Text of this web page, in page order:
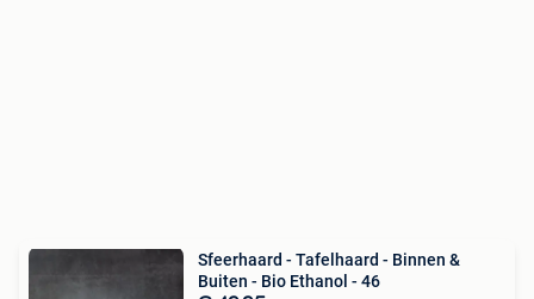
Sfeerhaard - Tafelhaard - Binnen &
Buiten - Bio Ethanol - 46